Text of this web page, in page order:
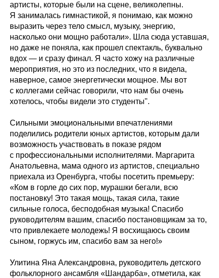
артисты, которые были на сцене, великолепны.
Я занималась гимнастикой, я понимаю, как можно
выразить через тело смысл, музыку, энергию,
насколько они мощно работали». Шла сюда уставшая,
но даже не поняла, как прошел спектакль, буквально
вдох — и сразу финал. Я часто хожу на различные
мероприятия, но это из последних, что я видела,
наверное, самое энергетически мощное. Мы вот
с коллегами сейчас говорили, что нам бы очень
хотелось, чтобы видели это студенты".
Сильными эмоциональными впечатлениями
поделились родители юных артистов, которым дали
возможность участвовать в показе рядом
с профессиональными исполнителями. Маргарита
Анатольевна, мама одного из артистов, специально
приехала из Оренбурга, чтобы посетить премьеру:
«Ком в горле до сих пор, мурашки бегали, всю
постановку! Это такая мощь, такая сила, такие
сильные голоса, бесподобная музыка! Спасибо
руководителям вашим, спасибо постановщикам за то,
что привлекаете молодежь! Я восхищаюсь своим
сыном, горжусь им, спасибо вам за него!»
Улитина Яна Александровна, руководитель детского
фольклорного ансамбля «Шандарба», отметила, как